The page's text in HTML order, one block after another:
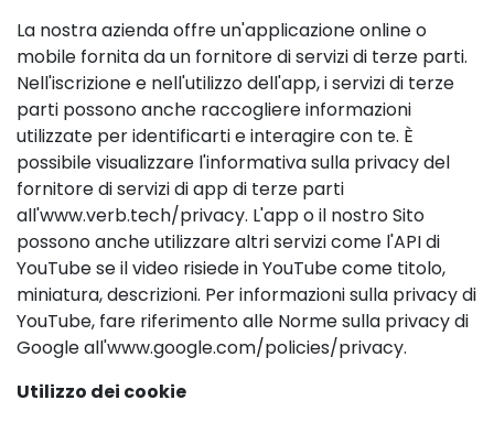
La nostra azienda offre un'applicazione online o
mobile fornita da un fornitore di servizi di terze parti.
Nell'iscrizione e nell'utilizzo dell'app, i servizi di terze
parti possono anche raccogliere informazioni
utilizzate per identificarti e interagire con te. È
possibile visualizzare l'informativa sulla privacy del
fornitore di servizi di app di terze parti
all'www.verb.tech/privacy. L'app o il nostro Sito
possono anche utilizzare altri servizi come l'API di
YouTube se il video risiede in YouTube come titolo,
miniatura, descrizioni. Per informazioni sulla privacy di
YouTube, fare riferimento alle Norme sulla privacy di
Google all'www.google.com/policies/privacy.
Utilizzo dei cookie